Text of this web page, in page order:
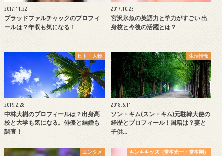
2017.11.22
ブラッドファルチャックのプロフィ
ールは？年収も気になる！
2017.10.23
宮沢氷魚の英語力と学力がすごい 出
身校と今後の活躍とは？
ヒト・人物
2019.2.28
中林大樹のプロフィールは？出身高
校と大学も気になる。俳優と結婚も
調査！
生活情報
2018.6.11
ソン・キム(スン・キム)元駐韓大使の
経歴とプロフィール！国籍は？妻と
子供…
エンタメ キンキキッズ（堂本光一・堂本剛）